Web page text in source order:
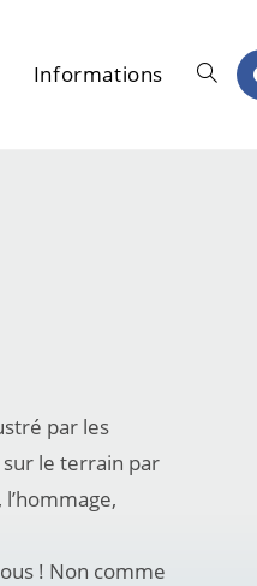
Informations
par les
le terrain par
! Non comme